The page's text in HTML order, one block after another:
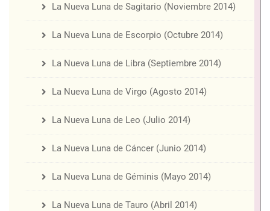
La Nueva Luna de Sagitario (Noviembre 2014)
La Nueva Luna de Escorpio (Octubre 2014)
La Nueva Luna de Libra (Septiembre 2014)
La Nueva Luna de Virgo (Agosto 2014)
La Nueva Luna de Leo (Julio 2014)
La Nueva Luna de Cáncer (Junio 2014)
La Nueva Luna de Géminis (Mayo 2014)
La Nueva Luna de Tauro (Abril 2014)